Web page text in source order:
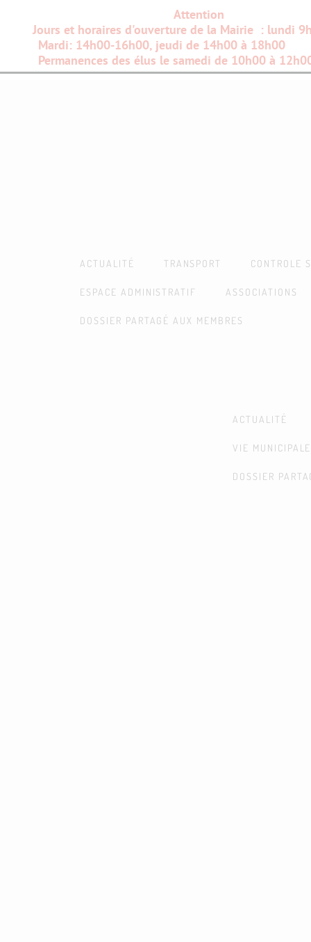
Attention
Jours et horaires d'ouverture de la Mairie : lundi
Mardi: 14h00-16h00, jeudi de 14h00 à 18h00
Permanences des élus le samedi de 10h00 à
ACTUALITÉ TRANSPORT CONTROLE
ESPACE ADMINISTRATIF ASSOCIATIONS
DOSSIER PARTAGÉ AUX MEMBRES
ACTUALITÉ
VIE MUNICIPALE
DOSSIER